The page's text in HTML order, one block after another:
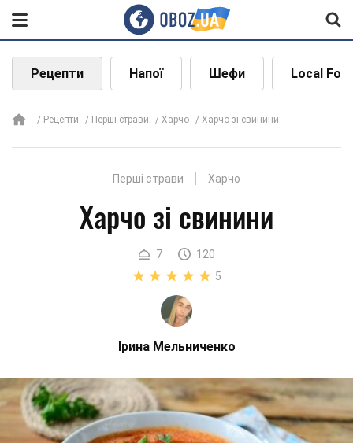
Рецепти Напої Шефи Local
Рецепти Перші страви Харчо Харчо зі свинини
Перші страви Харчо
Харчо зі свинини
7
120
5
Ірина Мельниченко